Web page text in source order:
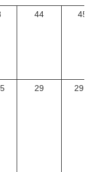
44 45
29 29,5